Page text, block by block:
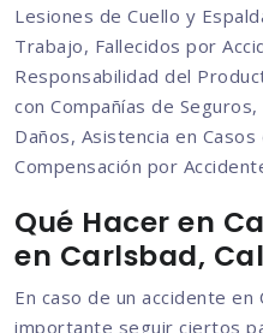
Lesiones de Cuello y
Trabajo, Fallecidos por
Responsabilidad del
con Compañías de
Daños, Asistencia en
Compensación por
Qué Hacer en
en Carlsbad,
En caso de un accidente en
importante seguir ciertos